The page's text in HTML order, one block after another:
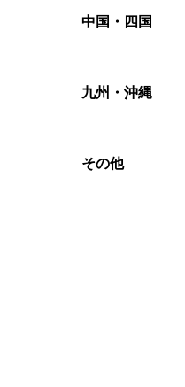
中国・四国
九州・沖縄
その他